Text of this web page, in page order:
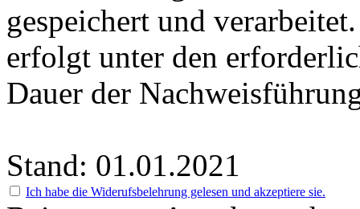
gespeichert und
erfolgt unter den
Dauer der
Stand: 01.01.2021
Ich habe die Widerufsbelehrung gelesen und akzeptiere sie.